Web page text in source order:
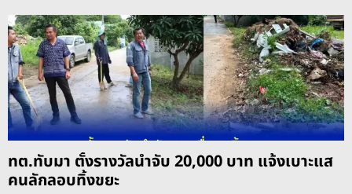
ทต.ทับมา ตั้งรางวัลนำจับ 20,000 บาท แจ้งเบาะแส
คนลักลอบทิ้งขยะ